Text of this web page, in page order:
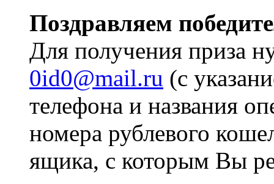
Поздравляем
Для получения приза
0id0@mail.ru (с
телефона и названия
номера рублевого
ящика, с которым Вы